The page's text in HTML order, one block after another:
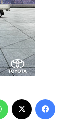
فيسبوك